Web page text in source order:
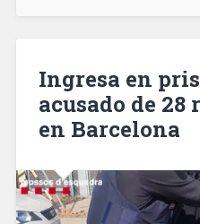
Ingresa en
acusado de
en Barcelona